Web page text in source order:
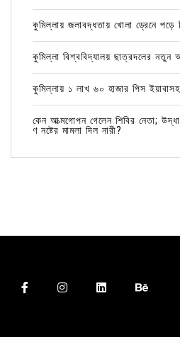
কুমিল্লায় জলাবদ্ধতায় খোলা ড্রেনে
কুমিল্লা বিশ্ববিদ্যালয় ছাত্রদলের নতুন
কুমিল্লায় ১ লাখ ৬০ হাজার পিস
কেন আত্মগোপন গেলেন শিবির নেতা;
ণ নষ্টের মামলা দিল নারী?